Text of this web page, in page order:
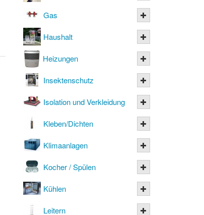
Gas
Haushalt
Heizungen
Insektenschutz
Isolation und Verkleidung
Kleben/Dichten
Klimaanlagen
Kocher / Spülen
Kühlen
Leitern